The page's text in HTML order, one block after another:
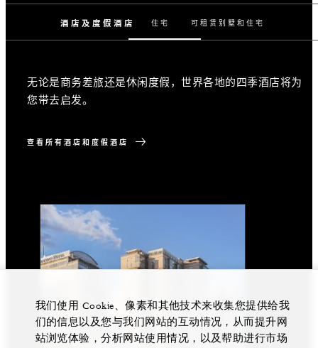
酒店及度假酒店 住宅 可租赁别墅和住宅
无论是商务差旅还是休闲度假，世界各地的四季酒店将为
您带去启发。
查看所有酒店和度假酒店
我们的奢华别墅和住宅坐落于令人向往的目的地，供您购
置和拥有。
查看所有私人住宅
探索我们非同凡响的奢华度假居所系列，体验华美而温馨
的家外之家。
查看所有可租赁别墅和住宅
我们使用 Cookie、像素和其他技术来收集您提供给我
们的信息以及您与我们网站的互动情况，从而提升网
站浏览体验，分析网站使用情况，以及帮助进行市场